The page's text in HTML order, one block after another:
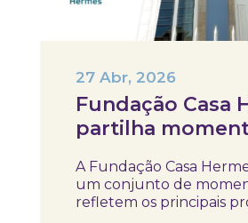
Fundação Casa
partilha
27 Abr, 2026
A Fundação Casa
um conjunto de
refletem os principais